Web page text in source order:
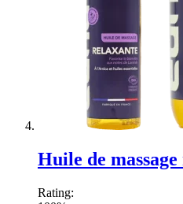
Huile de
Rating: